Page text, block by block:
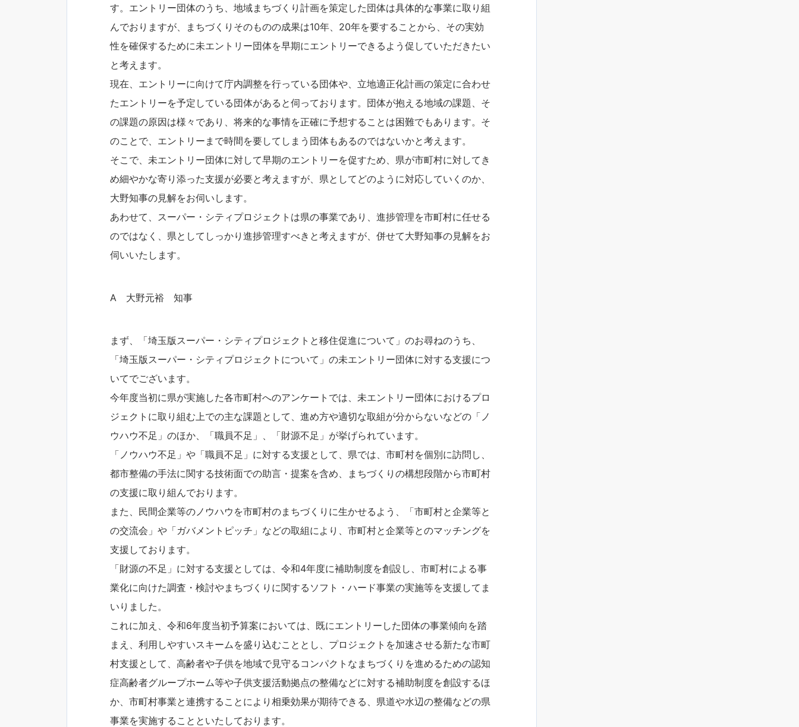
す。エントリー団体のうち、地域まちづくり計画を策定した団体は具体的な事業に取り組
んでおりますが、まちづくりそのものの成果は10年、20年を要することから、その実効
性を確保するために未エントリー団体を早期にエントリーできるよう促していただきたい
と考えます。
現在、エントリーに向けて庁内調整を行っている団体や、立地適正化計画の策定に合わせ
たエントリーを予定している団体があると伺っております。団体が抱える地域の課題、そ
の課題の原因は様々であり、将来的な事情を正確に予想することは困難でもあります。そ
のことで、エントリーまで時間を要してしまう団体もあるのではないかと考えます。
そこで、未エントリー団体に対して早期のエントリーを促すため、県が市町村に対してき
め細やかな寄り添った支援が必要と考えますが、県としてどのように対応していくのか、
大野知事の見解をお伺いします。
あわせて、スーパー・シティプロジェクトは県の事業であり、進捗管理を市町村に任せる
のではなく、県としてしっかり進捗管理すべきと考えますが、併せて大野知事の見解をお
伺いいたします。
A 大野元裕 知事
まず、「埼玉版スーパー・シティプロジェクトと移住促進について」のお尋ねのうち、
「埼玉版スーパー・シティプロジェクトについて」の未エントリー団体に対する支援につ
いてでございます。
今年度当初に県が実施した各市町村へのアンケートでは、未エントリー団体におけるプロ
ジェクトに取り組む上での主な課題として、進め方や適切な取組が分からないなどの「ノ
ウハウ不足」のほか、「職員不足」、「財源不足」が挙げられています。
「ノウハウ不足」や「職員不足」に対する支援として、県では、市町村を個別に訪問し、
都市整備の手法に関する技術面での助言・提案を含め、まちづくりの構想段階から市町村
の支援に取り組んでおります。
また、民間企業等のノウハウを市町村のまちづくりに生かせるよう、「市町村と企業等と
の交流会」や「ガバメントピッチ」などの取組により、市町村と企業等とのマッチングを
支援しております。
「財源の不足」に対する支援としては、令和4年度に補助制度を創設し、市町村による事
業化に向けた調査・検討やまちづくりに関するソフト・ハード事業の実施等を支援してま
いりました。
これに加え、令和6年度当初予算案においては、既にエントリーした団体の事業傾向を踏
まえ、利用しやすいスキームを盛り込むこととし、プロジェクトを加速させる新たな市町
村支援として、高齢者や子供を地域で見守るコンパクトなまちづくりを進めるための認知
症高齢者グループホーム等や子供支援活動拠点の整備などに対する補助制度を創設するほ
か、市町村事業と連携することにより相乗効果が期待できる、県道や水辺の整備などの県
事業を実施することといたしております。